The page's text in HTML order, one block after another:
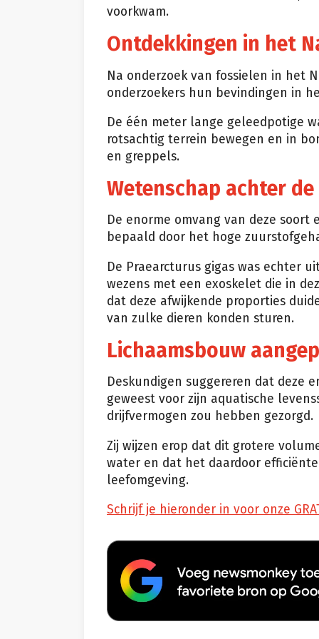
voorkwam.
Ontdekkingen in het
Na onderzoek van fossielen in het
onderzoekers hun bevindingen in
De één meter lange geleedpotige
rotsachtig terrein bewegen en in
en greppels.
Wetenschap achter
De enorme omvang van deze
bepaald door het hoge
De Praearcturus gigas was echter
wezens met een exoskelet die in
dat deze afwijkende proporties
van zulke dieren konden sturen.
Lichaamsbouw
Deskundigen suggereren dat deze
geweest voor zijn aquatische
drijfvermogen zou hebben gezorgd.
Zij wijzen erop dat dit grotere
water en dat het daardoor
leefomgeving.
Schrijf je hieronder in voor onze